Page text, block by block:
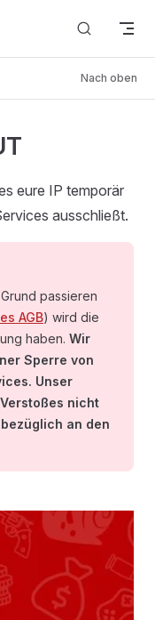
Nach oben
eure IP temporär
ausschließt.
passieren
AGB) wird die
haben. Wir
Sperre von
Unser
nicht
an den